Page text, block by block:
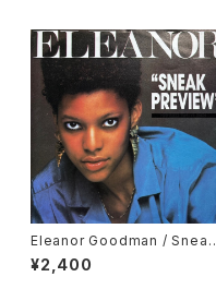
Eleanor Goodman / Sneak
Preview
¥2,400